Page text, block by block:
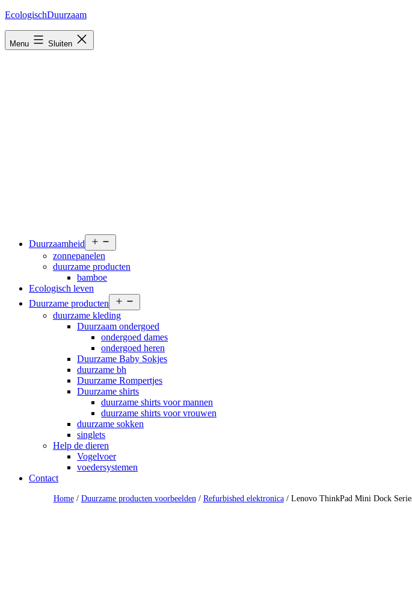
Ga
inhoud
EcologischDuurzaam
Menu Sluiten
Duurzaamheid
menu
zonnepanelen
duurzame producten
bamboe
Ecologisch leven
Duurzame producten
menu
duurzame kleding
Duurzaam ondergoed
ondergoed dames
ondergoed heren
Duurzame Baby Sokjes
duurzame bh
Duurzame Rompertjes
Duurzame shirts
duurzame shirts voor mannen
duurzame shirts voor vrouwen
duurzame sokken
singlets
Help de dieren
Vogelvoer
voedersystemen
Contact
Home/ Duurzame producten voorbeelden / Refurbished elektronica/ Lenovo ThinkPad Mini Dock